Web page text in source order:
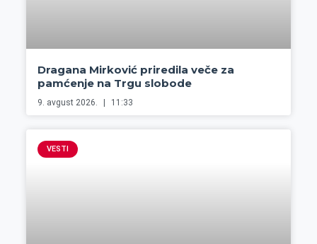
Dragana Mirković priredila veče za
pamćenje na Trgu slobode
9. avgust 2026. 11:33
VESTI